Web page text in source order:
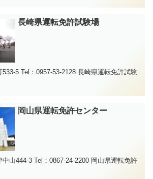
長崎県運転免許試験場
5 Tel：0957-53-2128 長崎県運転免許試験
岡山県運転免許センター
山444-3 Tel：0867-24-2200 岡山県運転免許